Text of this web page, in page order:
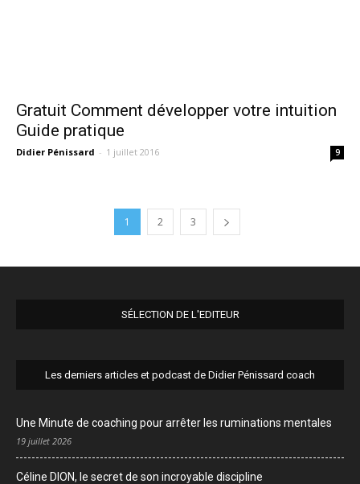
Gratuit Comment développer votre intuition
Guide pratique
Didier Pénissard - 1 juillet 2016 9
1 2 3
SÉLECTION DE L'EDITEUR
Les derniers articles et podcast de Didier Pénissard coach
Une Minute de coaching pour arrêter les ruminations mentales
19 juillet 2026
Céline DION, le secret de son incroyable discipline